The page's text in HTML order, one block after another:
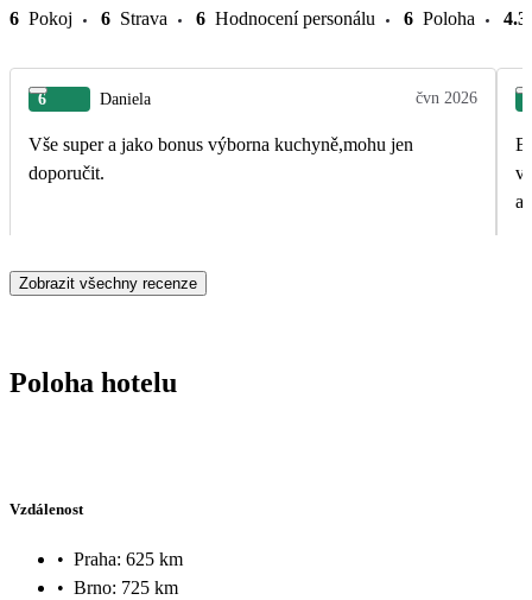
6 Pokoj 6 Strava 6 Hodnocení personálu 6 Poloha 4.3
6 Daniela čvn 2026
Vše super a jako bonus výborna kuchyně,mohu jen
doporučit.
vrátíme.
Zobrazit všechny recenze
Poloha hotelu
Vzdálenost
• Praha: 625 km
• Brno: 725 km